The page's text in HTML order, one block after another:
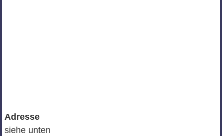
Adresse
siehe unten